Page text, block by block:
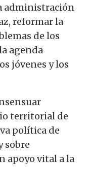
administración
reformar la
de los
agenda
jóvenes y los
territorial de
política de
sobre
apoyo vital a la